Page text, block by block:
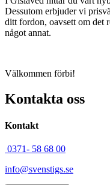
Dessutom erbjuder vi
ditt fordon, oavsett om det
något annat.
Välkommen förbi!
Kontakta oss
Kontakt
0371- 58 68 00
info@svenstigs.se